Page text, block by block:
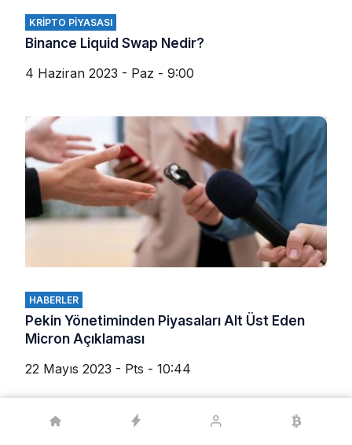
KRIPTO PIYASASI
Binance Liquid Swap Nedir?
4 Haziran 2023 - Paz - 9:00
HABERLER
Pekin Yönetiminden Piyasaları Alt Üst Eden
Micron Açıklaması
22 Mayıs 2023 - Pts - 10:44